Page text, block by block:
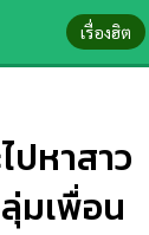
เรื่องฮิต
ปหาสาว
มเพื่อน